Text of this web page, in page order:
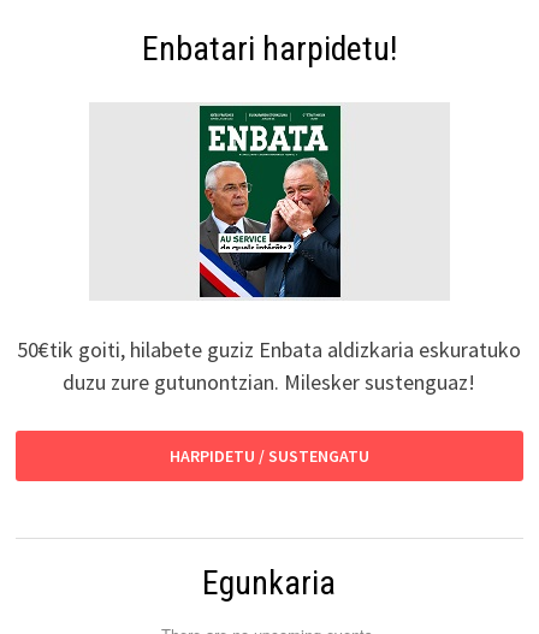
Enbatari harpidetu!
50€tik goiti, hilabete guziz Enbata aldizkaria eskuratuko
duzu zure gutunontzian. Milesker sustenguaz!
HARPIDETU / SUSTENGATU
Egunkaria